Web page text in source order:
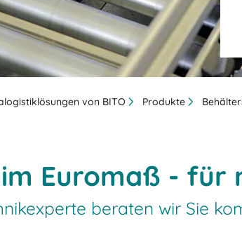
von BITO Produkte
Euromaß - für
beraten wir Sie